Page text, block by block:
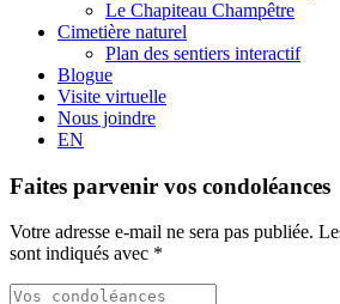
Le Chapiteau Champêtre
Cimetière naturel
Plan des sentiers interactif
Blogue
Visite virtuelle
Nous joindre
EN
Faites parvenir vos condoléances
Votre adresse e-mail ne sera pas publiée.
sont indiqués avec *